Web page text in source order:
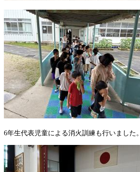
6年生代表児童による消火訓練も行いました。